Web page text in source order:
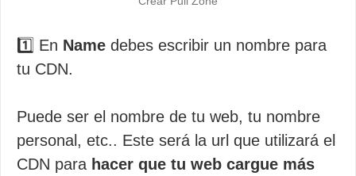
1️⃣ En Name debes escribir un nombre para
tu CDN.
Puede ser el nombre de tu web, tu nombre
personal, etc.. Este será la url que utilizará el
CDN para hacer que tu web cargue más